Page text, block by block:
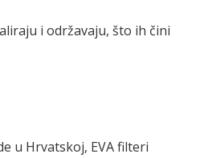
i održavaju, što ih čini
u Hrvatskoj, EVA filteri